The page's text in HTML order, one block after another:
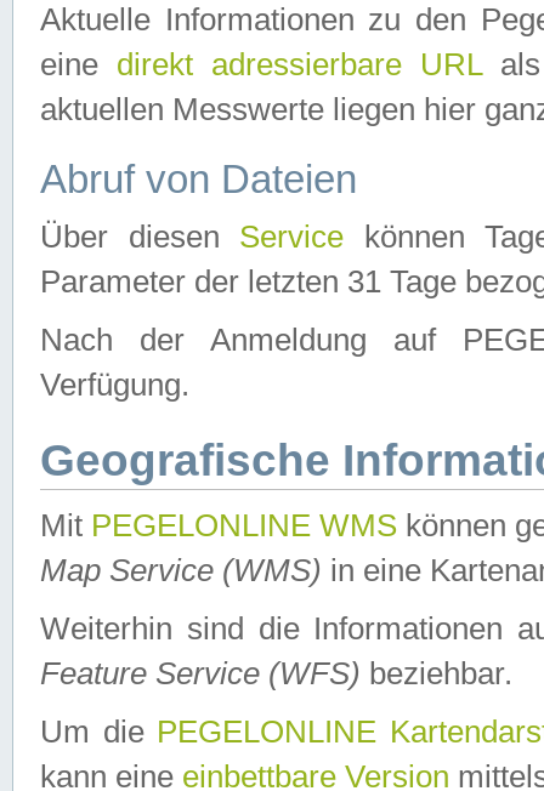
Aktuelle Informationen zu den
eine direkt adressierbare URLals
aktuellen Messwerte liegen hier
Abruf von Dateien
Über diesen Service können
Parameter der letzten 31 Tage
Nach der Anmeldung auf
Verfügung.
Geografische
Mit PEGELONLINE WMS können
Map Service (WMS) in eine
Weiterhin sind die Informationen
Feature Service (WFS) beziehbar.
Um die PEGELONLINE
kann eine einbettbare Version